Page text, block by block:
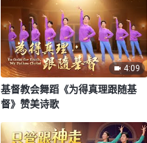
4:09
基督教会舞蹈《为得真理跟随基
督》赞美诗歌